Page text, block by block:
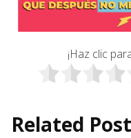
¡Haz clic
Related